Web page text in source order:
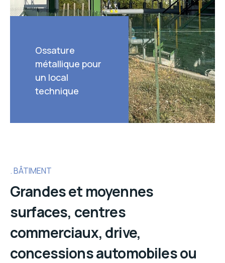
Ossature
métallique pour
un local
technique
BÂTIMENT
Grandes et moyennes
surfaces, centres
commerciaux, drive,
concessions automobiles ou